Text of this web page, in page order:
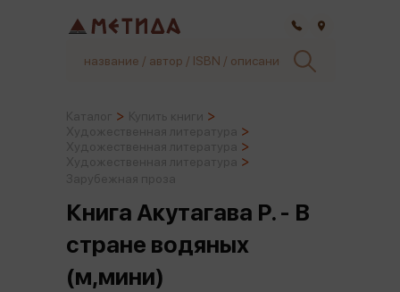
Книга Акутагава Р. - В
стране водяных
(м,мини)